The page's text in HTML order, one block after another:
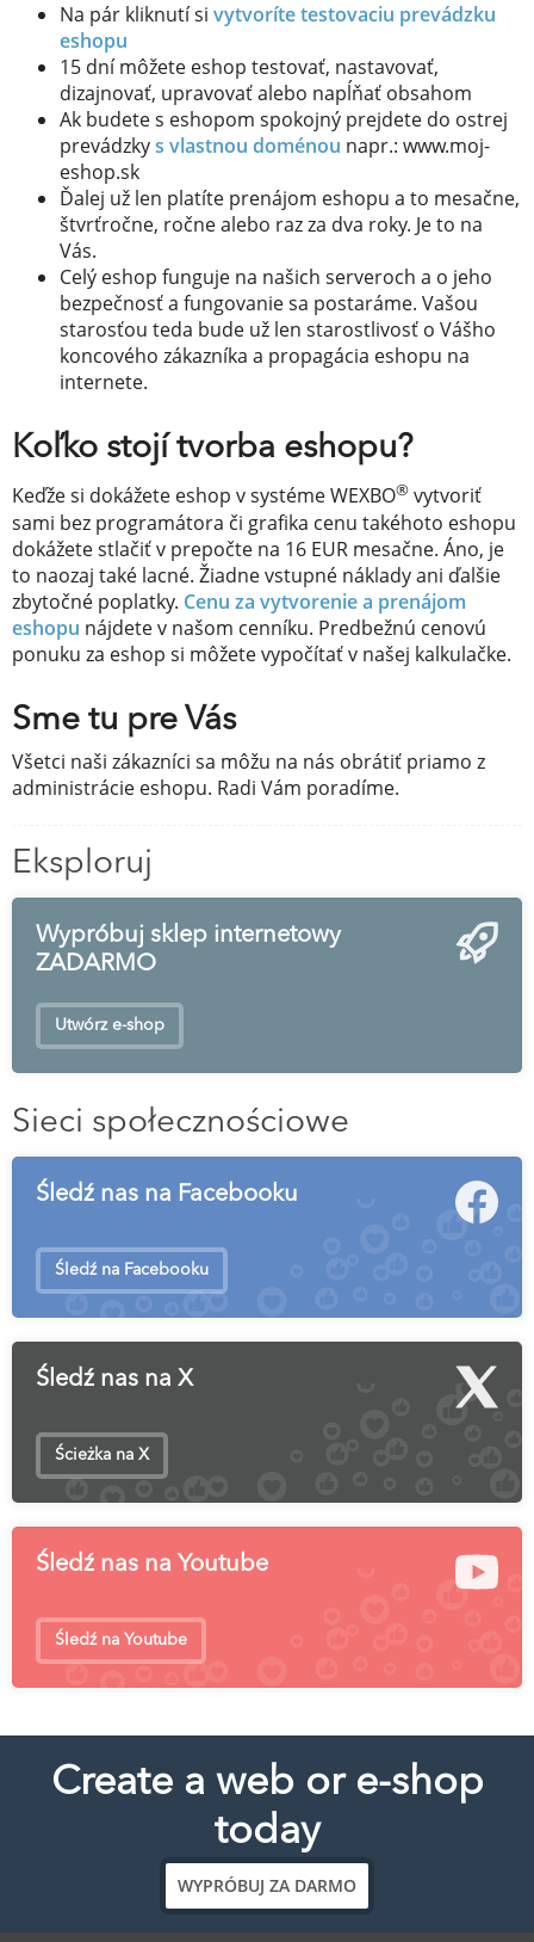
Na pár kliknutí si vytvoríte testovaciu prevádzku
eshopu
15 dní môžete eshop testovať, nastavovať,
dizajnovať, upravovať alebo napĺňať obsahom
Ak budete s eshopom spokojný prejdete do ostrej
prevádzkys vlastnou doménou napr.: www.moj-
eshop.sk
Ďalej už len platíte prenájom eshopu a to mesačne,
štvrťročne, ročne alebo raz za dva roky. Je to na
Vás.
Celý eshop funguje na našich serveroch a o jeho
bezpečnosť a fungovanie sa postaráme. Vašou
starosťou teda bude už len starostlivosť o Vášho
koncového zákazníka a propagácia eshopu na
internete.
Koľko stojí tvorba eshopu?
Keďže si dokážete eshop v systéme WEXBO® vytvoriť
sami bez programátora či grafika cenu takéhoto eshopu
dokážete stlačiť v prepočte na 16 EUR mesačne. Áno, je
to naozaj také lacné. Žiadne vstupné náklady ani ďalšie
zbytočné poplatky. Cenu za vytvorenie a prenájom
eshopu nájdete v našom cenníku. Predbežnú cenovú
ponuku za eshop si môžete vypočítať v našej kalkulačke.
Sme tu pre Vás
Všetci naši zákazníci sa môžu na nás obrátiť priamo z
administrácie eshopu. Radi Vám poradíme.
Eksploruj
Wypróbuj sklep internetowy
ZADARMO
Utwórz e-shop
Sieci społecznościowe
Śledź nas na Facebooku
Śledź na Facebooku
Śledź nas na X
Ścieżka na X
Śledź nas na Youtube
Śledź na Youtube
Create a web or e-shop
today
WYPRÓBUJ ZA DARMO